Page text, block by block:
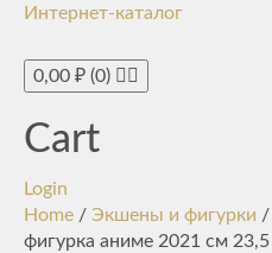
Интернет-каталог
0,00 ₽ (0)
Cart
Login
Home / Экшены и фигурки /
фигурка аниме 2021 см